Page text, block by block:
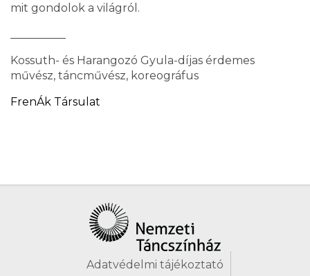
mit gondolok a világról.
Kossuth- és Harangozó Gyula-díjas érdemes
művész, táncművész, koreográfus
FrenÁk Társulat
Adatvédelmi tájékoztató